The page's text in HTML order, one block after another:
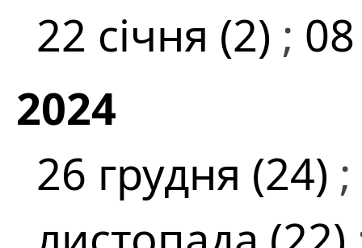
22 січня (2) ;
2024
26 грудня (24) ;